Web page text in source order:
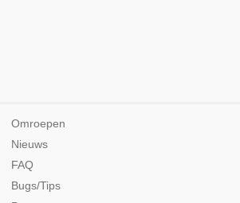
Omroepen
Nieuws
FAQ
Bugs/Tips